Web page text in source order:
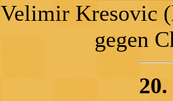
Velimir Kresovic
gegen